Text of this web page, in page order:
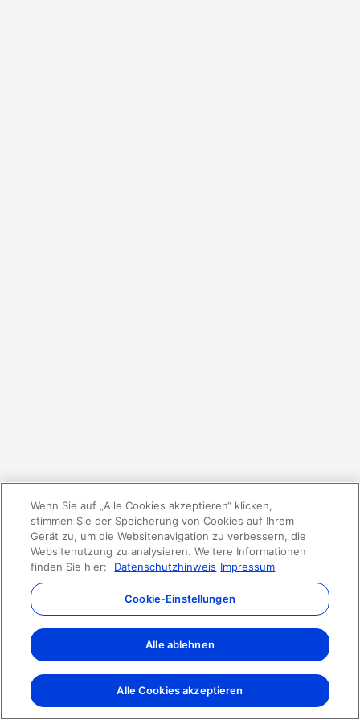
Wenn Sie auf „Alle Cookies akzeptieren“ klicken,
stimmen Sie der Speicherung von Cookies auf Ihrem
Gerät zu, um die Websitenavigation zu verbessern, die
Websitenutzung zu analysieren. Weitere Informationen
finden Sie hier:
Datenschutzhinweis Impressum
Cookie-Einstellungen
Alle ablehnen
Alle Cookies akzeptieren